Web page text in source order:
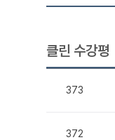
클린 수강평
373
372